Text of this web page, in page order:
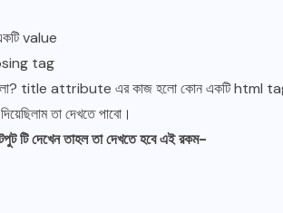
value
tag
title attribute এর কাজ হলো কোন একটি html tag এর
তা দেখতে পাবো।
টি দেখেন তাহল তা দেখতে হবে এই রকম-